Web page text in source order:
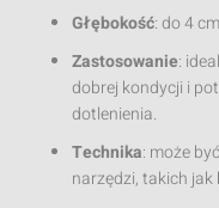
Głębokość: do 4
Zastosowanie:
dobrej kondycji i
dotlenienia.
Technika: może
narzędzi, takich